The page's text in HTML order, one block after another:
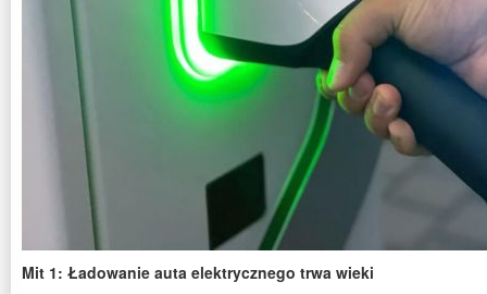
Mit 1: Ładowanie auta elektrycznego trwa wieki